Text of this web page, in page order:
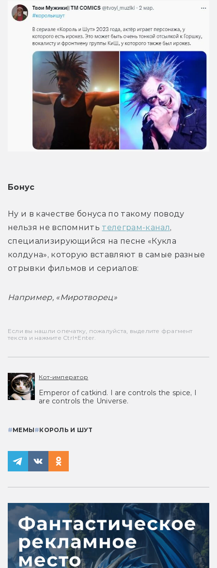
Бонус
Ну и в качестве бонуса по такому поводу
нельзя не вспомнить телеграм-канал,
специализирующийся на песне «Кукла
колдуна», которую вставляют в самые разные
отрывки фильмов и сериалов:
Например, «Миротворец»
Если вы нашли опечатку, пожалуйста, выделите фрагмент
текста и нажмите Ctrl+Enter.
Кот-император
Emperor of catkind. I are controls the spice, I
are controls the Universe.
#МЕМЫ#КОРОЛЬ И ШУТ